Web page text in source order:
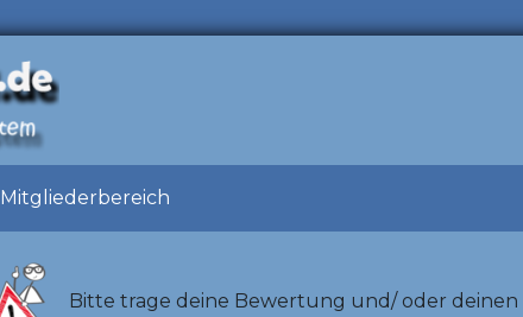
Mitgliederbereich
Bitte trage deine Bewertung und/ oder